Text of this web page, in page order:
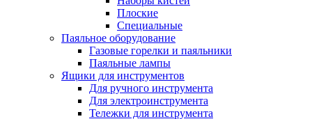
Плоские
Специальные
Паяльное оборудование
Газовые горелки и паяльники
Паяльные лампы
Ящики для инструментов
Для ручного инструмента
Для электроинструмента
Тележки для инструмента